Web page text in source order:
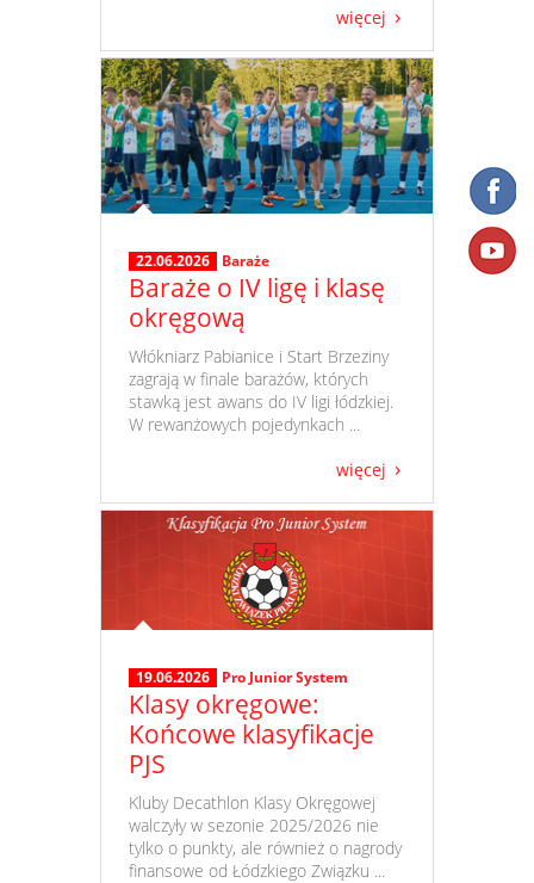
więcej
22.06.2026 Baraże
Baraże o IV ligę i klasę
okręgową
​ Włókniarz Pabianice i Start Brzeziny
zagrają w finale barażów, których
stawką jest awans do IV ligi łódzkiej.
W rewanżowych pojedynkach ...
więcej
19.06.2026 Pro Junior System
Klasy okręgowe:
Końcowe klasyfikacje
PJS
​ Kluby Decathlon Klasy Okręgowej
walczyły w sezonie 2025/2026 nie
tylko o punkty, ale również o nagrody
finansowe od Łódzkiego Związku ...